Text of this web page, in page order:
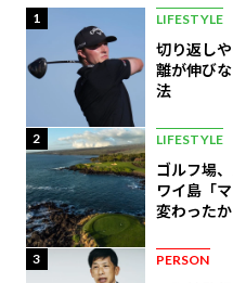
1 LIFESTYLE
切り返し
離が伸び
法
2 LIFESTYLE
ゴルフ場
ワイ島「
変わったか
3 PERSON